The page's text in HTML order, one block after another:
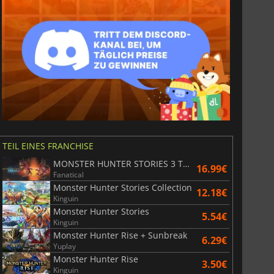
TEIL EINES FRANCHISE
MONSTER HUNTER STORIES 3 TWISTED REFLECTION
Fanatical 16.99€
Monster Hunter Stories Collection
Kinguin 12.18€
Monster Hunter Stories
Kinguin 5.54€
Monster Hunter Rise + Sunbreak
Yuplay 6.29€
Monster Hunter Rise
Kinguin 3.50€